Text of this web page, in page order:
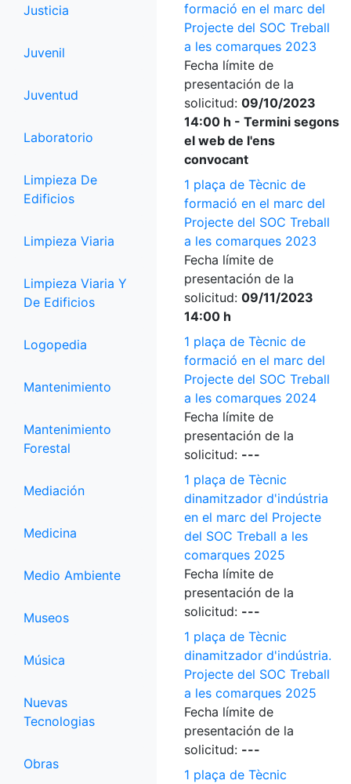
Justicia
Juvenil
Juventud
Laboratorio
Limpieza De
Edificios
Limpieza Viaria
Limpieza Viaria Y
De Edificios
Logopedia
Mantenimiento
Mantenimiento
Forestal
Mediación
Medicina
Medio Ambiente
Museos
Música
Nuevas
Tecnologias
Obras
formació en el marc del
Projecte del SOC Treball
a les comarques 2023
Fecha límite de
presentación de la
solicitud: 09/10/2023
14:00 h - Termini segons
el web de l'ens
convocant
1 plaça de Tècnic de
formació en el marc del
Projecte del SOC Treball
a les comarques 2023
Fecha límite de
presentación de la
solicitud: 09/11/2023
14:00 h
1 plaça de Tècnic de
formació en el marc del
Projecte del SOC Treball
a les comarques 2024
Fecha límite de
presentación de la
solicitud: ---
1 plaça de Tècnic
dinamitzador d'indústria
en el marc del Projecte
del SOC Treball a les
comarques 2025
Fecha límite de
presentación de la
solicitud: ---
1 plaça de Tècnic
dinamitzador d'indústria.
Projecte del SOC Treball
a les comarques 2025
Fecha límite de
presentación de la
solicitud: ---
1 plaça de Tècnic